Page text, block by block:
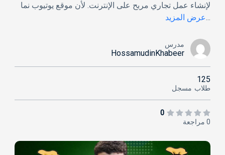
لإنشاء عمل تجاري مربح على الإنترنت. لأن موقع يوتيوب نما
...عرض المزيد
مدرس
HossamudinKhabeer
125
طلاب مسجل
0
0 مراجعة